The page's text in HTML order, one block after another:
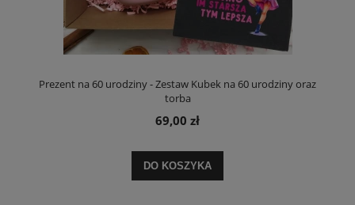
Prezent na 60 urodziny - Zestaw Kubek na 60 urodziny oraz
torba
69,00 zł
DO KOSZYKA